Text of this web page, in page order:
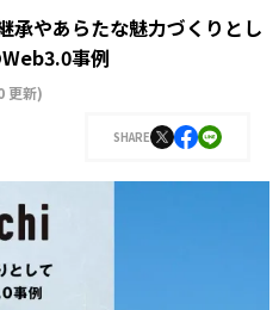
承やあらたな魅力づくりとし
事例
更新)
SHARE